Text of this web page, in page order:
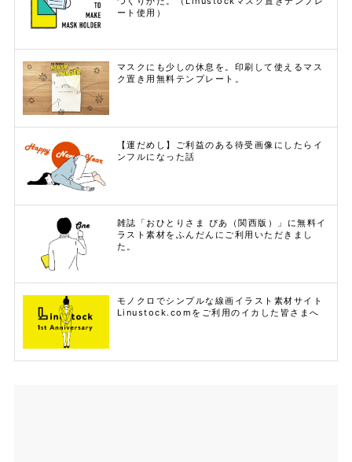
ート使用）
マスクにも少しの休息を。印刷して使えるマス
ク置き用無料テンプレート。
【運だめし】ご利益のある待受画像にしたらイ
ンフルになった話
雑誌「おひとりさま ぴあ（関西版）」に無料イ
ラスト素材をふんだんにご利用いただきまし
た。
モノクロでシンプルな線画イラスト素材サイト
Linustock.comをご利用のイカした皆さまへ